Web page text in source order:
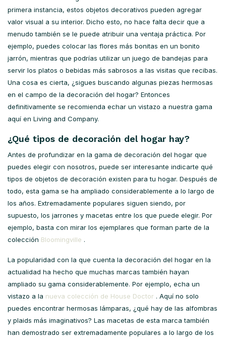
primera instancia, estos objetos decorativos pueden agregar
valor visual a su interior. Dicho esto, no hace falta decir que a
menudo también se le puede atribuir una ventaja práctica. Por
ejemplo, puedes colocar las flores más bonitas en un bonito
jarrón, mientras que podrías utilizar un juego de bandejas para
servir los platos o bebidas más sabrosos a las visitas que recibas.
Una cosa es cierta, ¿sigues buscando algunas piezas hermosas
en el campo de la decoración del hogar? Entonces
definitivamente se recomienda echar un vistazo a nuestra gama
aquí en Living and Company.
¿Qué tipos de decoración del hogar hay?
Antes de profundizar en la gama de decoración del hogar que
puedes elegir con nosotros, puede ser interesante indicarte qué
tipos de objetos de decoración existen para tu hogar. Después de
todo, esta gama se ha ampliado considerablemente a lo largo de
los años. Extremadamente populares siguen siendo, por
supuesto, los jarrones y macetas entre los que puede elegir. Por
ejemplo, basta con mirar los ejemplares que forman parte de la
colección Bloomingville .
La popularidad con la que cuenta la decoración del hogar en la
actualidad ha hecho que muchas marcas también hayan
ampliado su gama considerablemente. Por ejemplo, echa un
vistazo a la nueva colección de House Doctor . Aquí no solo
puedes encontrar hermosas lámparas, ¿qué hay de las alfombras
y plaids más imaginativos? Las macetas de esta marca también
han demostrado ser extremadamente populares a lo largo de los